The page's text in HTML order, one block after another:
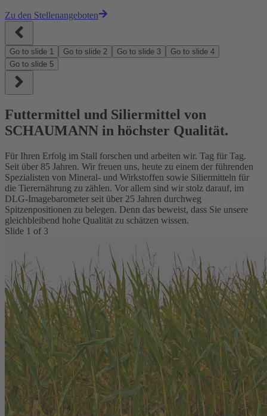
Zu den Stellenangeboten
Go to slide 1 Go to slide 2 Go to slide 3 Go to slide 4
Go to slide 5
Futtermittel und Siliermittel von
SCHAUMANN in höchster Qualität.
Für Ihren Erfolg im Stall forschen und arbeiten wir. Tag für Tag.
Seit über 85 Jahren. Wir freuen uns, heute zu einem der führenden
Spezialisten von Mineral- und Wirkstoffen sowie Siliermitteln für
die Tierernährung zu zählen. Vor allem sind wir stolz darauf, im
DLG-Imagebarometer seit über 25 Jahren durchweg
Spitzenpositionen zu belegen. Denn das beweist, dass Sie unsere
gleichbleibend hohe Qualität zu schätzen wissen.
Slide 1 of 3